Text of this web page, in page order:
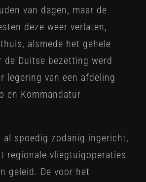
van dagen, maar de
deze weer verlaten,
alsmede het gehele
de Duitse bezetting werd
legering van een afdeling
en Kommandatur
al spoedig zodanig ingericht,
regionale vliegtuigoperaties
geleid. De voor het